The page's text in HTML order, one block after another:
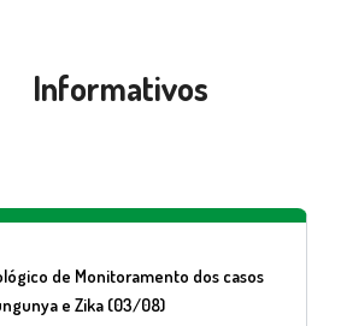
Informativos
de Monitoramento dos casos
e Zika (03/08)